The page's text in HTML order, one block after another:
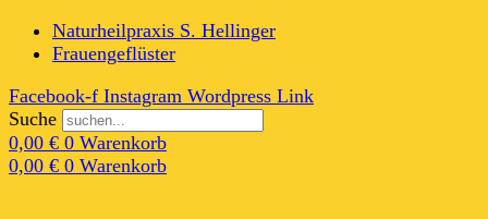
Naturheilpraxis S. Hellinger
Frauengeflüster
Facebook-f Instagram Wordpress Link
Suche
0,00 € 0 Warenkorb
0,00 € 0 Warenkorb